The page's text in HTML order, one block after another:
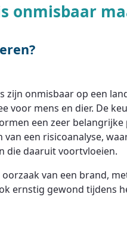
onmisbaar
zijn onmisbaar op een
voor mens en dier. De
een zeer belangrijke
een risicoanalyse,
die daaruit voortvloeien.
van een brand,
ernstig gewond tijdens